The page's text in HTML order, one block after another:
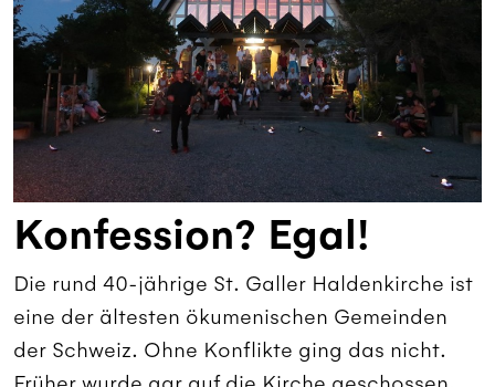
Konfession? Egal!
Die rund 40-jährige St. Galler Haldenkirche ist
eine der ältesten ökumenischen Gemeinden
der Schweiz. Ohne Konflikte ging das nicht.